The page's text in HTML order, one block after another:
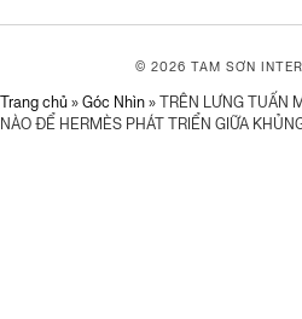
© 2026 TAM SƠN
Trang chủ»Góc Nhìn»TRÊN LƯNG TUẤN
NÀO ĐỂ HERMÈS PHÁT TRIỂN GIỮA